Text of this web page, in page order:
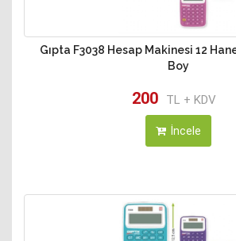
Gıpta F3038 Hesap Makinesi 12
Boy
200 TL + KDV
İncele